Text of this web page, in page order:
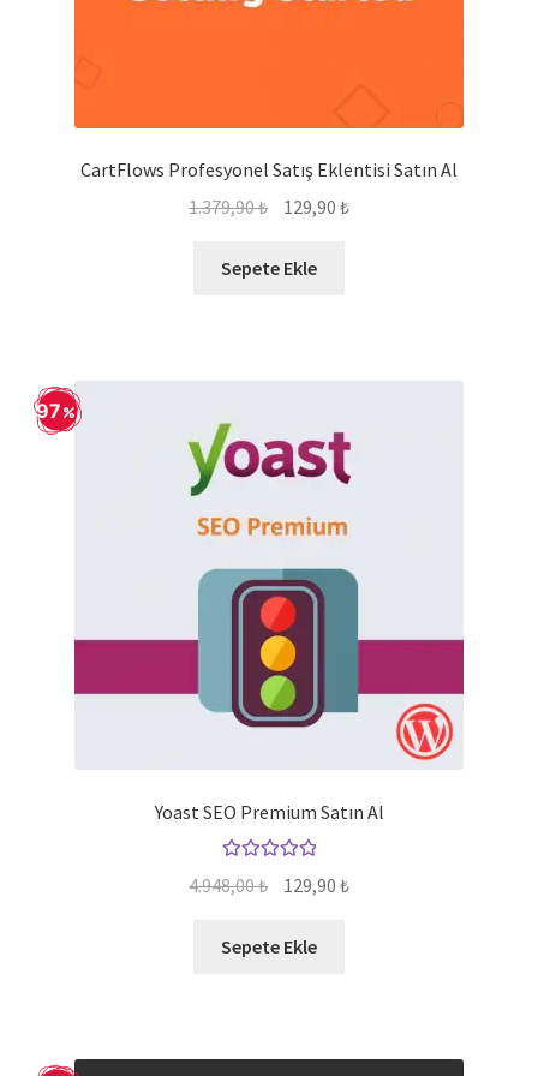
CartFlows Profesyonel Satış Eklentisi Satın Al
1.379,90₺
Orijinal
1.379,90 ₺.
129,90 ₺Şu
Sepete Ekle
Yoast SEO Premium Satın Al
5.00
97
4.948,00₺
Orijinal
4.948,00 ₺.
129,90 ₺Şu
Sepete Ekle